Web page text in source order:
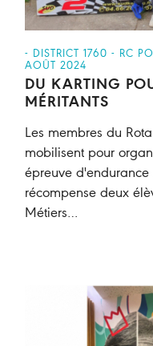
- DISTRICT 1760 - RC
AOÛT 2024
DU KARTING
MÉRITANTS
Les membres du
mobilisent pour
épreuve
récompense deux
Métiers…